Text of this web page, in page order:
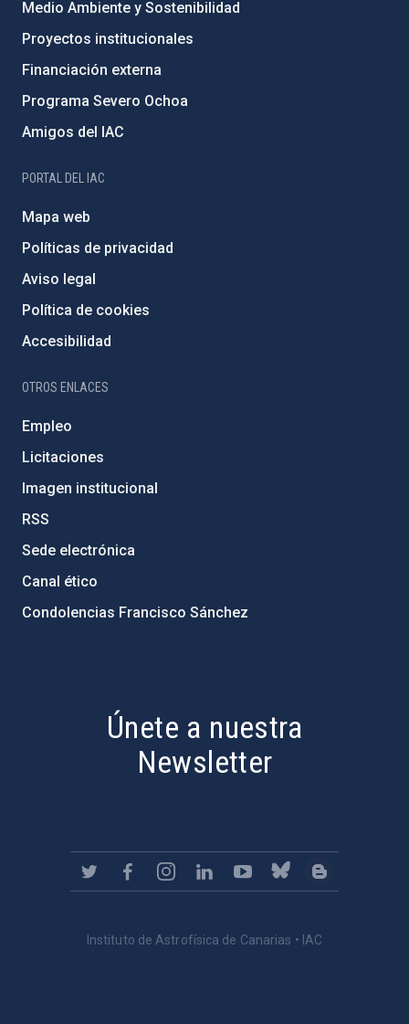
Medio Ambiente y Sostenibilidad
Proyectos institucionales
Financiación externa
Programa Severo Ochoa
Amigos del IAC
PORTAL DEL IAC
Mapa web
Políticas de privacidad
Aviso legal
Política de cookies
Accesibilidad
OTROS ENLACES
Empleo
Licitaciones
Imagen institucional
RSS
Sede electrónica
Canal ético
Condolencias Francisco Sánchez
Únete a nuestra
Newsletter
Instituto de Astrofísica de Canarias • IAC